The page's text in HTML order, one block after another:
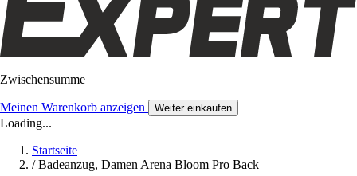
Zwischensumme
Meinen Warenkorb anzeigen Weiter einkaufen
Loading...
Startseite
/ Badeanzug, Damen Arena Bloom Pro Back